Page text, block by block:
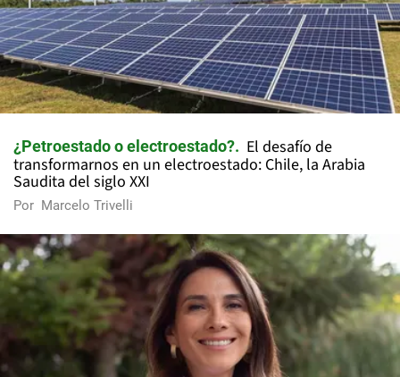
¿Petroestado o electroestado?
El desafío de
transformarnos en un electroestado: Chile, la Arabia
Saudita del siglo XXI
Por Marcelo Trivelli